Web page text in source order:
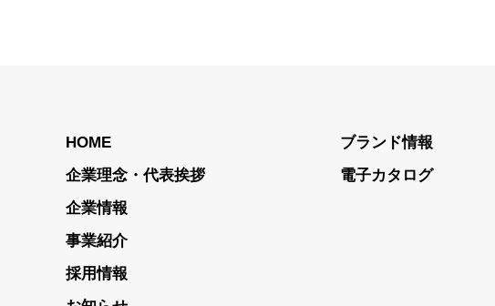
HOME
企業理念・代表挨拶
企業情報
事業紹介
採用情報
ブランド情報
電子カタログ